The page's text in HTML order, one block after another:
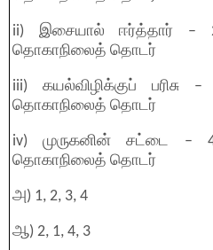
ii) இசையால் ஈர்த்தார் –
தொகாநிலைத் தொடர்
iii) கயல்விழிக்குப் பரிசு
தொகாநிலைத் தொடர்
iv) முருகனின் சட்டை –
தொகாநிலைத் தொடர்
அ) 1, 2, 3, 4
ஆ) 2, 1, 4, 3